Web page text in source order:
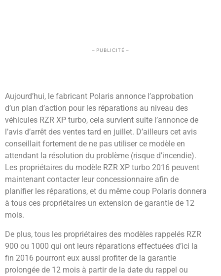
– PUBLICITÉ –
Aujourd’hui, le fabricant Polaris annonce l’approbation
d’un plan d’action pour les réparations au niveau des
véhicules RZR XP turbo, cela survient suite l’annonce de
l’avis d’arrêt des ventes tard en juillet. D’ailleurs cet avis
conseillait fortement de ne pas utiliser ce modèle en
attendant la résolution du problème (risque d’incendie).
Les propriétaires du modèle RZR XP turbo 2016 peuvent
maintenant contacter leur concessionnaire afin de
planifier les réparations, et du même coup Polaris donnera
à tous ces propriétaires un extension de garantie de 12
mois.
De plus, tous les propriétaires des modèles rappelés RZR
900 ou 1000 qui ont leurs réparations effectuées d’ici la
fin 2016 pourront eux aussi profiter de la garantie
prolongée de 12 mois à partir de la date du rappel ou